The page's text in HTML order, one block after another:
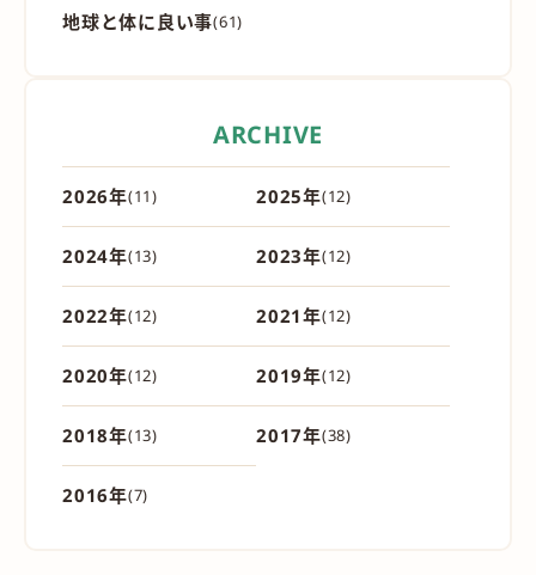
地球と体に良い事(61)
ARCHIVE
2026年(11) 2025年(12)
2024年(13) 2023年(12)
2022年(12) 2021年(12)
2020年(12) 2019年(12)
2018年(13) 2017年(38)
2016年(7)